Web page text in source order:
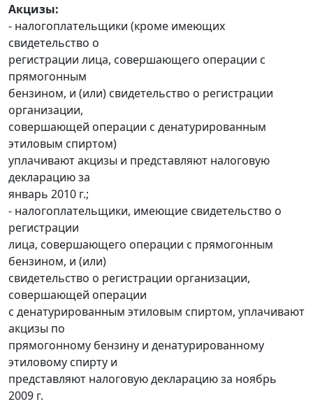
Акцизы:
- налогоплательщики (кроме имеющих
свидетельство о
регистрации лица, совершающего операции с
прямогонным
бензином, и (или) свидетельство о регистрации
организации,
совершающей операции с денатурированным
этиловым спиртом)
уплачивают акцизы и представляют налоговую
декларацию за
январь 2010 г.;
- налогоплательщики, имеющие свидетельство о
регистрации
лица, совершающего операции с прямогонным
бензином, и (или)
свидетельство о регистрации организации,
совершающей операции
с денатурированным этиловым спиртом, уплачивают
акцизы по
прямогонному бензину и денатурированному
этиловому спирту и
представляют налоговую декларацию за ноябрь
2009 г.